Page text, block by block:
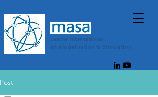
Leader Internationa l
en Modélisation & Simulation
Post